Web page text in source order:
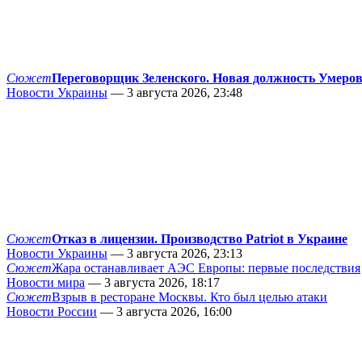
СюжетПереговорщик Зеленского. Новая должность
Новости Украины — 3 августа 2026, 23:48
СюжетОтказ в лицензии. Производство Patriot в Украине
Новости Украины — 3 августа 2026, 23:13
СюжетЖара останавливает АЭС Европы: первые последствия
Новости мира — 3 августа 2026, 18:17
СюжетВзрыв в ресторане Москвы. Кто был целью атаки
Новости России — 3 августа 2026, 16:00